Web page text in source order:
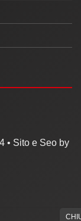
• Sito e Seo by